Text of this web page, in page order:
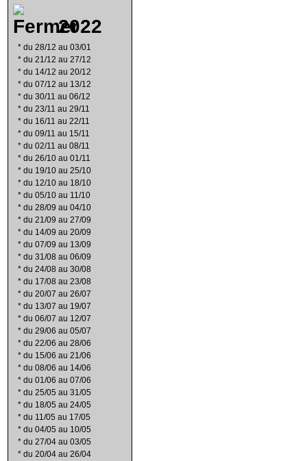
2022
* du 28/12 au 03/01
* du 21/12 au 27/12
* du 14/12 au 20/12
* du 07/12 au 13/12
* du 30/11 au 06/12
* du 23/11 au 29/11
* du 16/11 au 22/11
* du 09/11 au 15/11
* du 02/11 au 08/11
* du 26/10 au 01/11
* du 19/10 au 25/10
* du 12/10 au 18/10
* du 05/10 au 11/10
* du 28/09 au 04/10
* du 21/09 au 27/09
* du 14/09 au 20/09
* du 07/09 au 13/09
* du 31/08 au 06/09
* du 24/08 au 30/08
* du 17/08 au 23/08
* du 20/07 au 26/07
* du 13/07 au 19/07
* du 06/07 au 12/07
* du 29/06 au 05/07
* du 22/06 au 28/06
* du 15/06 au 21/06
* du 08/06 au 14/06
* du 01/06 au 07/06
* du 25/05 au 31/05
* du 18/05 au 24/05
* du 11/05 au 17/05
* du 04/05 au 10/05
* du 27/04 au 03/05
* du 20/04 au 26/04